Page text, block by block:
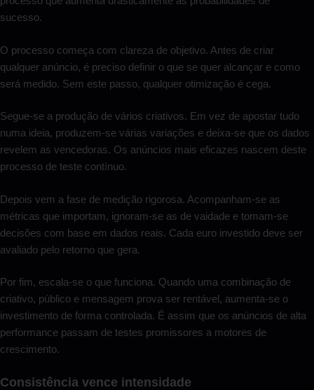
sucesso.
O processo começa com clareza de objetivo. Antes de criar
qualquer anúncio, é preciso definir o que se quer alcançar e como
será medido. Sem este passo, qualquer otimização é cega.
Segue-se a produção de vários criativos. Em vez de apostar tudo
numa ideia, produzem-se várias variações e deixa-se que os dados
revelem as vencedoras. Os anúncios mais eficazes nascem deste
processo de teste contínuo.
Depois vem a fase de medição rigorosa. Acompanham-se as
métricas que importam, ignoram-se as de vaidade e tomam-se
decisões com base em dados reais. Cada euro investido deve ser
avaliado pelo retorno que gera.
Por fim, escala-se o que funciona. Quando uma combinação de
criativo, público e mensagem prova ser rentável, aumenta-se o
investimento de forma controlada. É assim que os anúncios de alta
performance passam de testes promissores a motores de
crescimento.
Consistência vence intensidade